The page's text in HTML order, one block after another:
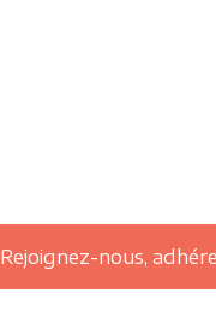
Rejoignez-nous,